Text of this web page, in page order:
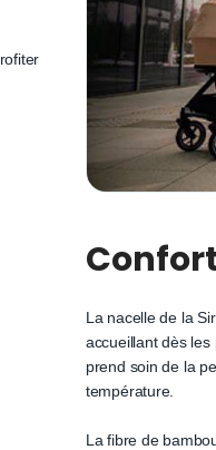
La nacelle de la
accueillant dès
prend soin de la
température.
La fibre de